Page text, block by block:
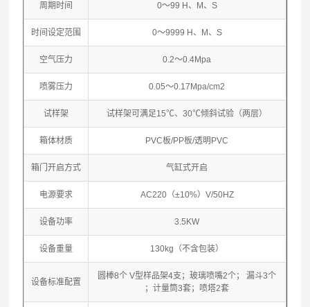
周期时间 0～99 H、M、S
时间设定范围 0～9999 H、M、S
空气压力 0.2～0.4Mpa
喷雾压力 0.05～0.17Mpa/cm2
试样架 试样架可满足15℃、30℃倾斜试验（两层）
箱体材质 PVC板/PP板/透明PVC
箱门开启方式 气缸式开启
电源要求 AC220（±10%）V/50HZ
设备功率 3.5KW
设备重量 130kg（不含包装）
设备标准配置
圆棒8个 V型样品架4支；玻璃喷嘴2个； 漏斗3个
；计量筒3套；喷塔2套